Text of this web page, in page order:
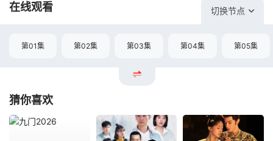
在线观看 切换节点
第01集 第02集 第03集 第04集 第05集
猜你喜欢